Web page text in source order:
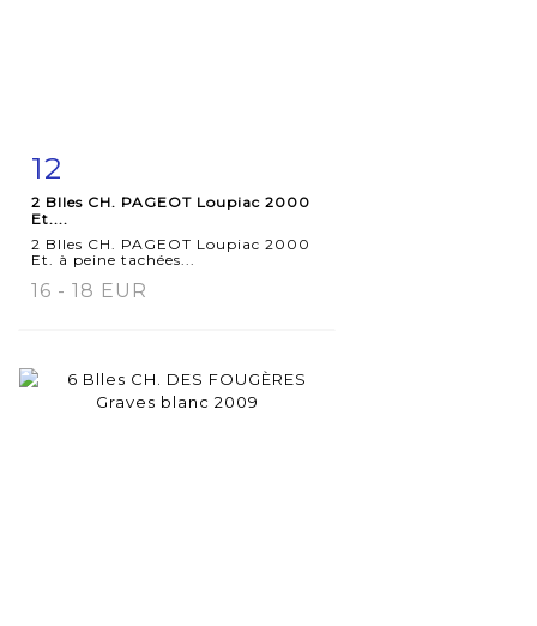
12
2 Blles CH. PAGEOT Loupiac 2000
Et....
2 Blles CH. PAGEOT Loupiac 2000
Et. à peine tachées...
16 - 18 EUR